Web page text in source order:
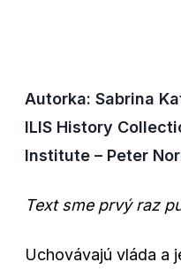
Autorka: Sabrina
ILIS History
Institute – Peter
Text sme prvý raz
Uchovávajú vláda a